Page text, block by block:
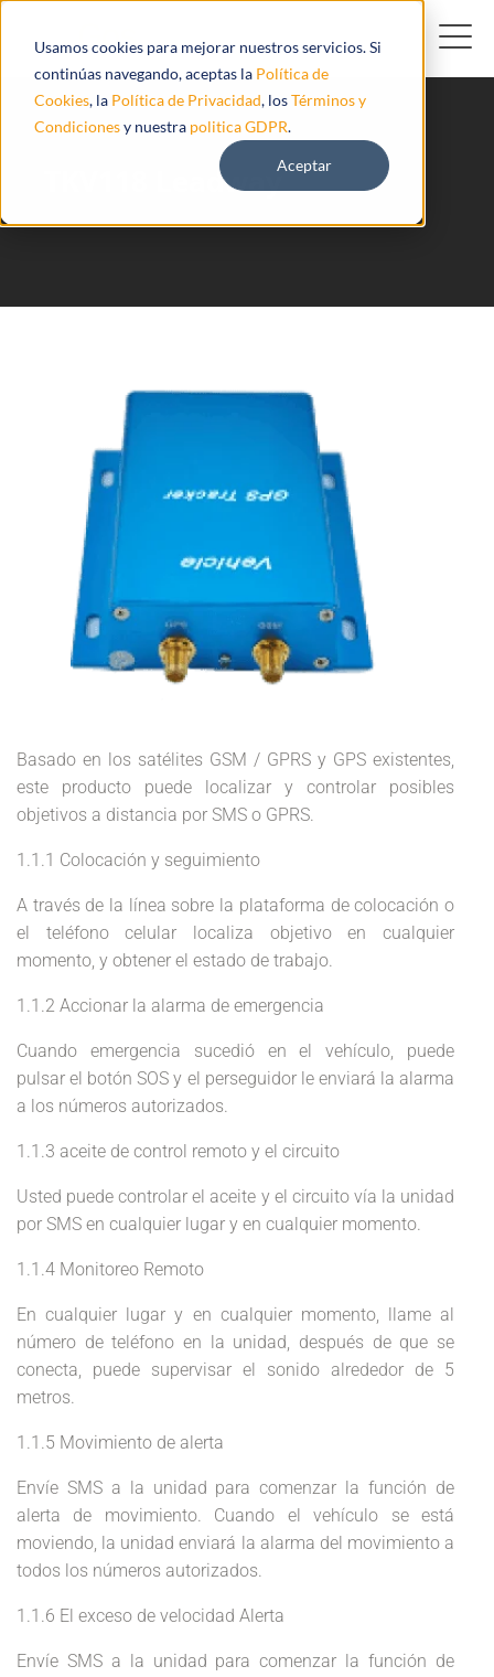
Usamos cookies para mejorar nuestros servicios. Si
continúas navegando, aceptas la Política de
Cookies, la Política de Privacidad, losTérminos y
Condicionesy nuestra politica GDPR.
Aceptar
TKV118 Leadway
Basado en los satélites GSM / GPRS y GPS existentes,
este producto puede localizar y controlar posibles
objetivos a distancia por SMS o GPRS.
1.1.1 Colocación y seguimiento
A través de la línea sobre la plataforma de colocación o
el teléfono celular localiza objetivo en cualquier
momento, y obtener el estado de trabajo.
1.1.2 Accionar la alarma de emergencia
Cuando emergencia sucedió en el vehículo, puede
pulsar el botón SOS y el perseguidor le enviará la alarma
a los números autorizados.
1.1.3 aceite de control remoto y el circuito
Usted puede controlar el aceite y el circuito vía la unidad
por SMS en cualquier lugar y en cualquier momento.
1.1.4 Monitoreo Remoto
En cualquier lugar y en cualquier momento, llame al
número de teléfono en la unidad, después de que se
conecta, puede supervisar el sonido alrededor de 5
metros.
1.1.5 Movimiento de alerta
Envíe SMS a la unidad para comenzar la función de
alerta de movimiento. Cuando el vehículo se está
moviendo, la unidad enviará la alarma del movimiento a
todos los números autorizados.
1.1.6 El exceso de velocidad Alerta
Envíe SMS a la unidad para comenzar la función de